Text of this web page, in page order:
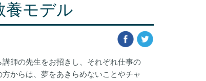
養モデル
師の先生をお招きし、それぞれ仕事の
からは、夢をあきらめないことやチャ